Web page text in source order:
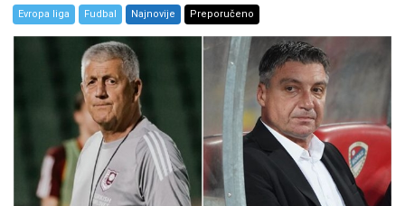
Evropa liga Fudbal Najnovije Preporučeno